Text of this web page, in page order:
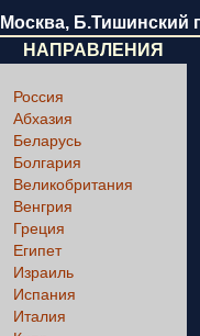
Москва, Б.Тишинский
НАПРАВЛЕНИЯ
Россия
Абхазия
Беларусь
Болгария
Великобритания
Венгрия
Греция
Египет
Израиль
Испания
Италия